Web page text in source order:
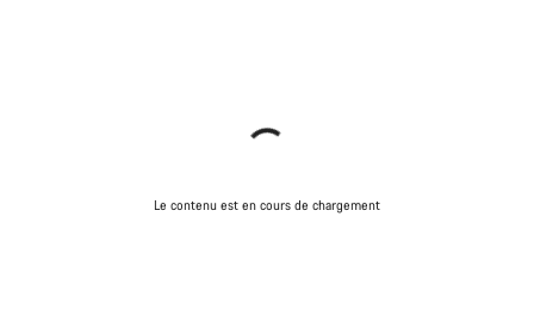
Le contenu est en cours de chargement